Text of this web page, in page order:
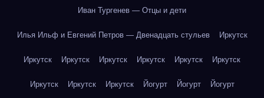
Иван Тургенев — Отцы и дети
Илья Ильф и Евгений Петров — Двенадцать стульев Иркутск
Иркутск Иркутск Иркутск Иркутск Иркутск Иркутск
Иркутск Иркутск Иркутск Йогурт Йогурт Йогурт